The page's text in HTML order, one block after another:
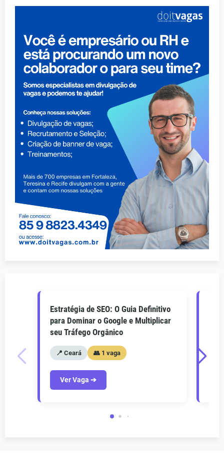
Estratégia de SEO: O Guia Definitivo
para Dominar o Google e Multiplicar
seu Tráfego Orgânico
📍 Ceará 👥 1 vaga
Ver Vaga ➔